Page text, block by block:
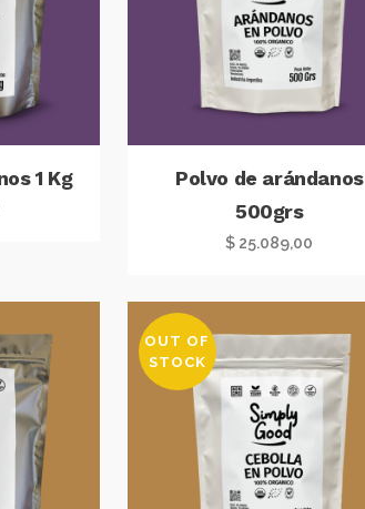
1 Kg
Polvo de arándanos
500grs
$ 25.089,00
OUT OF
STOCK